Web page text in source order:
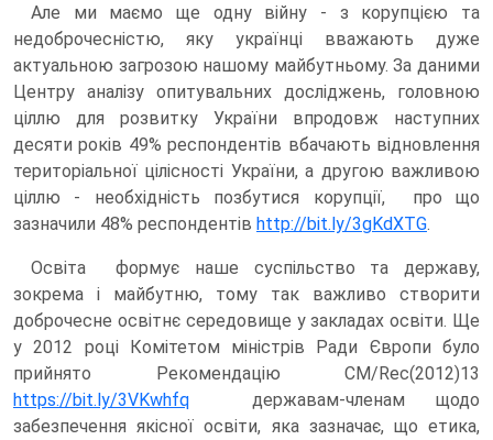
Але ми маємо ще одну війну - з корупцією та
недоброчесністю, яку українці вважають дуже
актуальною загрозою нашому майбутньому. За даними
Центру аналізу опитувальних досліджень, головною
ціллю для розвитку України впродовж наступних
десяти років 49% респондентів вбачають відновлення
територіальної цілісності України, а другою важливою
ціллю - необхідність позбутися корупції, про що
зазначили 48% респондентів http://bit.ly/3gKdXTG.
Освіта формує наше суспільство та державу,
зокрема і майбутню, тому так важливо створити
доброчесне освітнє середовище у закладах освіти. Ще
у 2012 році Комітетом міністрів Ради Європи було
прийнято Рекомендацію CM/Rec(2012)13
https://bit.ly/3VKwhfq державам-членам щодо
забезпечення якісної освіти, яка зазначає, що етика,